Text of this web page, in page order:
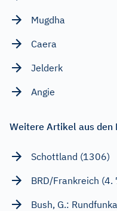
Mugdha
Caera
Jelderk
Angie
Weitere Artikel aus den
Schottland (1306)
BRD/Frankreich (4.
Bush, G.: